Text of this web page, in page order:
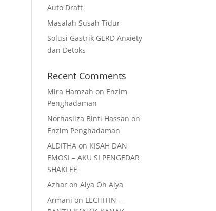
Auto Draft
Masalah Susah Tidur
Solusi Gastrik GERD Anxiety
dan Detoks
Recent Comments
Mira Hamzah on Enzim
Penghadaman
Norhasliza Binti Hassan on
Enzim Penghadaman
ALDITHA on KISAH DAN
EMOSI – AKU SI PENGEDAR
SHAKLEE
Azhar onAlya Oh Alya
Armani on LECHITIN –